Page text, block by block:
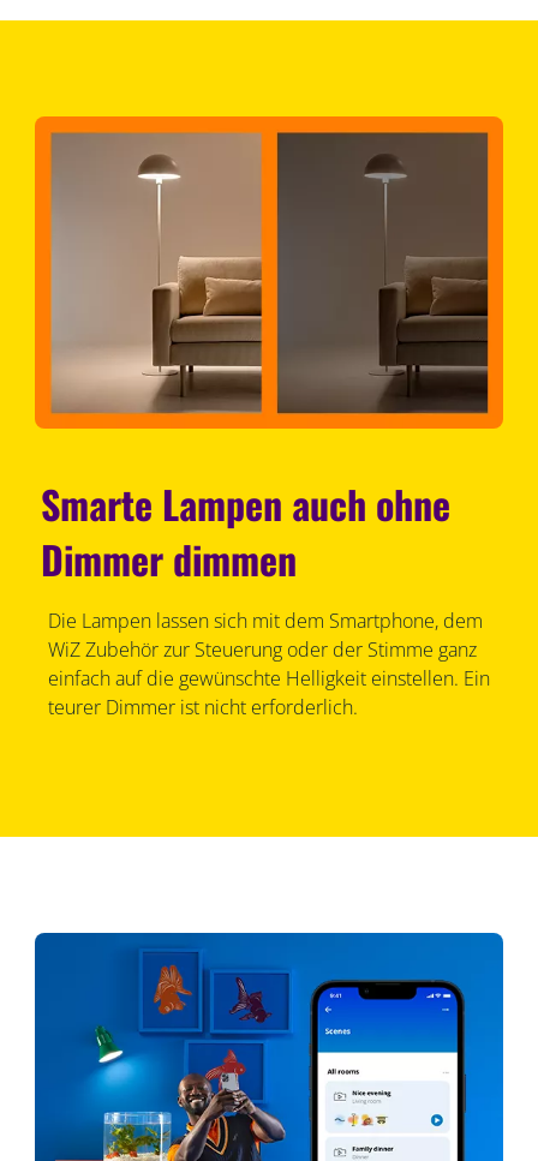
Smarte Lampen auch ohne
Dimmer dimmen
Die Lampen lassen sich mit dem Smartphone, dem
WiZ Zubehör zur Steuerung oder der Stimme ganz
einfach auf die gewünschte Helligkeit einstellen. Ein
teurer Dimmer ist nicht erforderlich.